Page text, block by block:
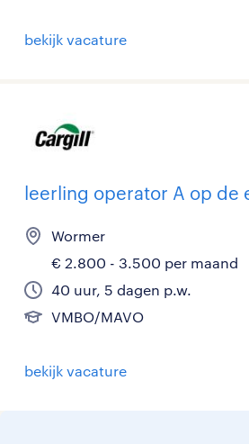
bekijk vacature
leerling operator A op de
Wormer
€ 2.800 - 3.500 per maand
40 uur, 5 dagen p.w.
VMBO/MAVO
bekijk vacature